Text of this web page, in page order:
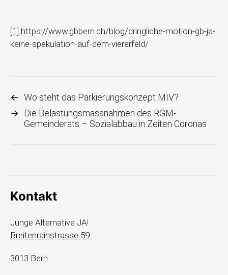
[1] https://www.gbbern.ch/blog/dringliche-motion-gb-ja-
keine-spekulation-auf-dem-viererfeld/
← Wo steht das Parkierungskonzept MIV?
→ Die Belastungsmassnahmen des RGM-
Gemeinderats – Sozialabbau in Zeiten Coronas
Kontakt
Junge Alternative JA!
Breitenrainstrasse 59
3013 Bern